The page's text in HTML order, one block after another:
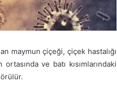
maymun çiçeği, çiçek hastalığı
ve batı kısımlarındaki